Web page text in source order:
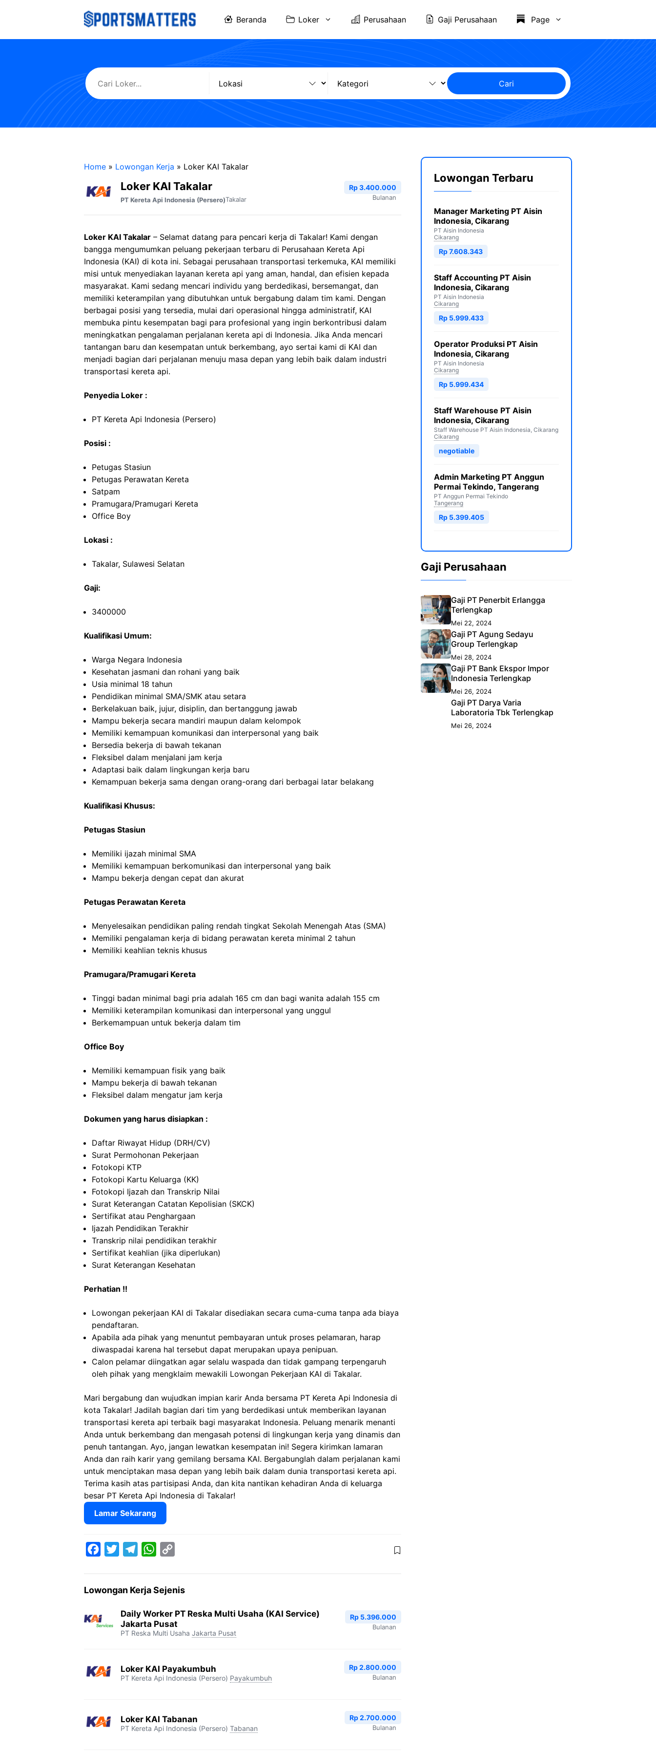
Beranda Loker Perusahaan Gaji Perusahaan Page
Cari
Home » Lowongan Kerja » Loker KAI Takalar
Loker KAI Takalar
PT Kereta Api Indonesia (Persero)Takalar
Rp 3.400.000
Bulanan
Loker KAI Takalar – Selamat datang para pencari kerja di Takalar! Kami dengan
bangga mengumumkan peluang pekerjaan terbaru di Perusahaan Kereta Api
Indonesia (KAI) di kota ini. Sebagai perusahaan transportasi terkemuka, KAI memiliki
misi untuk menyediakan layanan kereta api yang aman, handal, dan efisien kepada
masyarakat. Kami sedang mencari individu yang berdedikasi, bersemangat, dan
memiliki keterampilan yang dibutuhkan untuk bergabung dalam tim kami. Dengan
berbagai posisi yang tersedia, mulai dari operasional hingga administratif, KAI
membuka pintu kesempatan bagi para profesional yang ingin berkontribusi dalam
meningkatkan pengalaman perjalanan kereta api di Indonesia. Jika Anda mencari
tantangan baru dan kesempatan untuk berkembang, ayo sertai kami di KAI dan
menjadi bagian dari perjalanan menuju masa depan yang lebih baik dalam industri
transportasi kereta api.
Penyedia Loker :
PT Kereta Api Indonesia (Persero)
Posisi :
Petugas Stasiun
Petugas Perawatan Kereta
Satpam
Pramugara/Pramugari Kereta
Office Boy
Lokasi :
Takalar, Sulawesi Selatan
Gaji:
3400000
Kualifikasi Umum:
Warga Negara Indonesia
Kesehatan jasmani dan rohani yang baik
Usia minimal 18 tahun
Pendidikan minimal SMA/SMK atau setara
Berkelakuan baik, jujur, disiplin, dan bertanggung jawab
Mampu bekerja secara mandiri maupun dalam kelompok
Memiliki kemampuan komunikasi dan interpersonal yang baik
Bersedia bekerja di bawah tekanan
Fleksibel dalam menjalani jam kerja
Adaptasi baik dalam lingkungan kerja baru
Kemampuan bekerja sama dengan orang-orang dari berbagai latar belakang
Kualifikasi Khusus:
Petugas Stasiun
Memiliki ijazah minimal SMA
Memiliki kemampuan berkomunikasi dan interpersonal yang baik
Mampu bekerja dengan cepat dan akurat
Petugas Perawatan Kereta
Menyelesaikan pendidikan paling rendah tingkat Sekolah Menengah Atas (SMA)
Memiliki pengalaman kerja di bidang perawatan kereta minimal 2 tahun
Memiliki keahlian teknis khusus
Pramugara/Pramugari Kereta
Tinggi badan minimal bagi pria adalah 165 cm dan bagi wanita adalah 155 cm
Memiliki keterampilan komunikasi dan interpersonal yang unggul
Berkemampuan untuk bekerja dalam tim
Office Boy
Memiliki kemampuan fisik yang baik
Mampu bekerja di bawah tekanan
Fleksibel dalam mengatur jam kerja
Dokumen yang harus disiapkan :
Daftar Riwayat Hidup (DRH/CV)
Surat Permohonan Pekerjaan
Fotokopi KTP
Fotokopi Kartu Keluarga (KK)
Fotokopi Ijazah dan Transkrip Nilai
Surat Keterangan Catatan Kepolisian (SKCK)
Sertifikat atau Penghargaan
Ijazah Pendidikan Terakhir
Transkrip nilai pendidikan terakhir
Sertifikat keahlian (jika diperlukan)
Surat Keterangan Kesehatan
Perhatian !!
Lowongan pekerjaan KAI di Takalar disediakan secara cuma-cuma tanpa ada biaya
pendaftaran.
Apabila ada pihak yang menuntut pembayaran untuk proses pelamaran, harap
diwaspadai karena hal tersebut dapat merupakan upaya penipuan.
Calon pelamar diingatkan agar selalu waspada dan tidak gampang terpengaruh
oleh pihak yang mengklaim mewakili Lowongan Pekerjaan KAI di Takalar.
Mari bergabung dan wujudkan impian karir Anda bersama PT Kereta Api Indonesia di
kota Takalar! Jadilah bagian dari tim yang berdedikasi untuk memberikan layanan
transportasi kereta api terbaik bagi masyarakat Indonesia. Peluang menarik menanti
Anda untuk berkembang dan mengasah potensi di lingkungan kerja yang dinamis dan
penuh tantangan. Ayo, jangan lewatkan kesempatan ini! Segera kirimkan lamaran
Anda dan raih karir yang gemilang bersama KAI. Bergabunglah dalam perjalanan kami
untuk menciptakan masa depan yang lebih baik dalam dunia transportasi kereta api.
Terima kasih atas partisipasi Anda, dan kita nantikan kehadiran Anda di keluarga
besar PT Kereta Api Indonesia di Takalar!
Lamar Sekarang
e
o
t
t
e
r
e
r
a
W
t
A
p
y
L
i
n
Lowongan Kerja Sejenis
Daily Worker PT Reska Multi Usaha (KAI Service)
Jakarta Pusat
PT Reska Multi Usaha Jakarta Pusat
Rp 5.396.000
Bulanan
Loker KAI Payakumbuh
PT Kereta Api Indonesia (Persero) Payakumbuh
Rp 2.800.000
Bulanan
Loker KAI Tabanan
PT Kereta Api Indonesia (Persero) Tabanan
Rp 2.700.000
Bulanan
Lowongan Terbaru
Manager Marketing PT Aisin
Indonesia, Cikarang
PT Aisin Indonesia
Cikarang
Rp 7.608.343
Staff Accounting PT Aisin
Indonesia, Cikarang
PT Aisin Indonesia
Cikarang
Rp 5.999.433
Operator Produksi PT Aisin
Indonesia, Cikarang
PT Aisin Indonesia
Cikarang
Rp 5.999.434
Staff Warehouse PT Aisin
Indonesia, Cikarang
Staff Warehouse PT Aisin Indonesia, Cikarang
Cikarang
negotiable
Admin Marketing PT Anggun
Permai Tekindo, Tangerang
PT Anggun Permai Tekindo
Tangerang
Rp 5.399.405
Gaji Perusahaan
Gaji PT Penerbit Erlangga
Terlengkap
Mei 22, 2024
Gaji PT Agung Sedayu
Group Terlengkap
Mei 28, 2024
Gaji PT Bank Ekspor Impor
Indonesia Terlengkap
Mei 26, 2024
Gaji PT Darya Varia
Laboratoria Tbk Terlengkap
Mei 26, 2024